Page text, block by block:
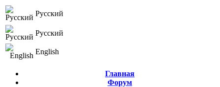
Русский
Русский
English
Главная
Форум